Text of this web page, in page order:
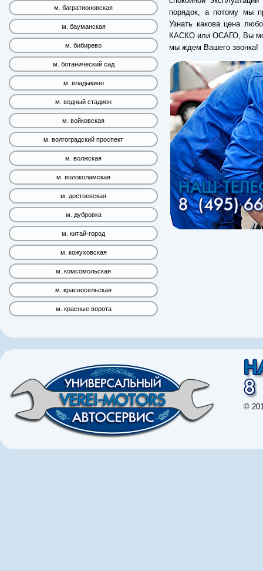
м. багратионовская
м. бауманская
м. бибирево
м. ботанический сад
м. владыкино
м. водный стадион
м. войковская
м. волгоградский проспект
м. волжская
м. волоколамская
м. достоевская
м. дубровка
м. китай-город
м. кожуховская
м. комсомольская
м. красносельская
м. красные ворота
порядок, а потому мы
Узнать какова цена
КАСКО или ОСАГО, Вы
мы ждем Вашего звонка!
©